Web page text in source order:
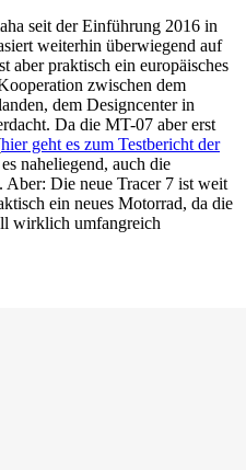
seit der Einführung 2016 in
weiterhin überwiegend auf
aber praktisch ein europäisches
zwischen dem
dem Designcenter in
Da die MT-07 aber erst
hier geht es zum Testbericht der
naheliegend, auch die
Aber: Die neue Tracer 7 ist weit
ein neues Motorrad, da die
wirklich umfangreich